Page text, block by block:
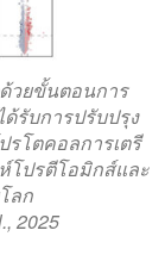
วยขั้นตอนการ
รับการปรับปรุง
โตคอลการเตรี
โปรตีโอมิกส์และ
ลก
2025